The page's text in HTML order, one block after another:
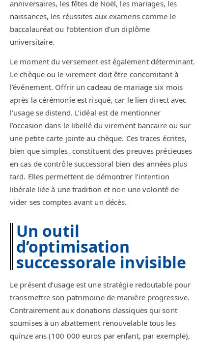
anniversaires, les fêtes de Noël, les mariages, les
naissances, les réussites aux examens comme le
baccalauréat ou l’obtention d’un diplôme
universitaire.
Le moment du versement est également déterminant.
Le chèque ou le virement doit être concomitant à
l’événement. Offrir un cadeau de mariage six mois
après la cérémonie est risqué, car le lien direct avec
l’usage se distend. L’idéal est de mentionner
l’occasion dans le libellé du virement bancaire ou sur
une petite carte jointe au chèque. Ces traces écrites,
bien que simples, constituent des preuves précieuses
en cas de contrôle successoral bien des années plus
tard. Elles permettent de démontrer l’intention
libérale liée à une tradition et non une volonté de
vider ses comptes avant un décès.
Un outil
d’optimisation
successorale invisible
Le présent d’usage est une stratégie redoutable pour
transmettre son patrimoine de manière progressive.
Contrairement aux donations classiques qui sont
soumises à un abattement renouvelable tous les
quinze ans (100 000 euros par enfant, par exemple),